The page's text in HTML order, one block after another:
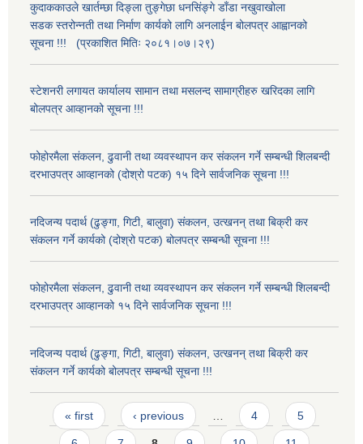
कुदाककाउले खार्तम्छा दिङ्ला तुङ्गेछा धनसिंङ्गे डाँडा नखुवाखोला
सडक स्तरोन्नती तथा निर्माण कार्यको लागि अनलाईन बोलपत्र आह्वानको
सूचना !!! (प्रकाशित मितिः २०८१।०७।२९)
स्टेशनरी लगायत कार्यालय सामान तथा मसलन्द सामाग्रीहरु खरिदका लागि
बोलपत्र आव्हानको सूचना !!!
फोहोरमैला संकलन, ढुवानी तथा व्यवस्थापन कर संकलन गर्ने सम्बन्धी शिलबन्दी
दरभाउपत्र आव्हानको (दोश्रो पटक) १५ दिने सार्वजनिक सूचना !!!
नदिजन्य पदार्थ (ढुङ्गा, गिटी, बालुवा) संकलन, उत्खनन् तथा बिक्री कर
संकलन गर्ने कार्यको (दोश्रो पटक) बोलपत्र सम्बन्धी सूचना !!!
फोहोरमैला संकलन, ढुवानी तथा व्यवस्थापन कर संकलन गर्ने सम्बन्धी शिलबन्दी
दरभाउपत्र आव्हानको १५ दिने सार्वजनिक सूचना !!!
नदिजन्य पदार्थ (ढुङ्गा, गिटी, बालुवा) संकलन, उत्खनन् तथा बिक्री कर
संकलन गर्ने कार्यको बोलपत्र सम्बन्धी सूचना !!!
Pages
« first ‹ previous 4 5